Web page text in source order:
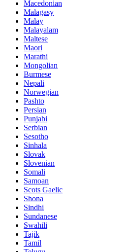
Macedonian
Malagasy
Malay
Malayalam
Maltese
Maori
Marathi
Mongolian
Burmese
Nepali
Norwegian
Pashto
Persian
Punjabi
Serbian
Sesotho
Sinhala
Slovak
Slovenian
Somali
Samoan
Scots Gaelic
Shona
Sindhi
Sundanese
Swahili
Tajik
Tamil